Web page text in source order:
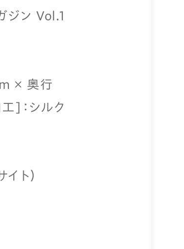
ジン Vol.1
× 奥行
]：シルク
ト）